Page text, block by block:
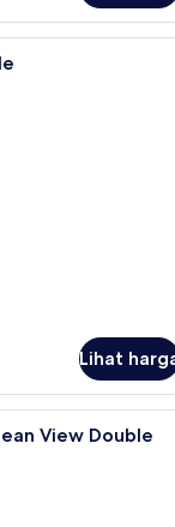
premium, bantalan
Lihat
View Double